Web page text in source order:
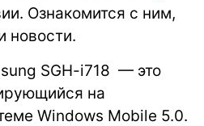
Ознакомится с ним,
новости.
SGH-i718 — это
на
Windows Mobile 5.0.